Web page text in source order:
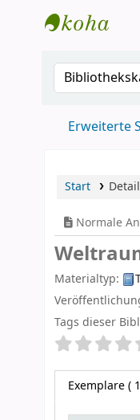
Suche im
Erweiterte
Start
Normale
Materialtyp:
Tags dieser
Exemplare(